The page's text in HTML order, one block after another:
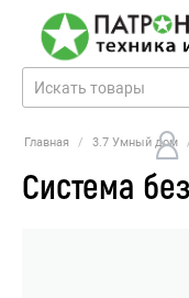
Главная / 3.7 Умный дом
Система